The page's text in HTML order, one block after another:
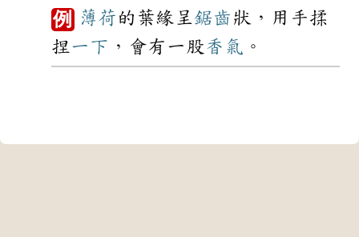
例 薄荷 的葉緣呈鋸齒 狀，用手揉
捏一下 ，會有一股香氣 。